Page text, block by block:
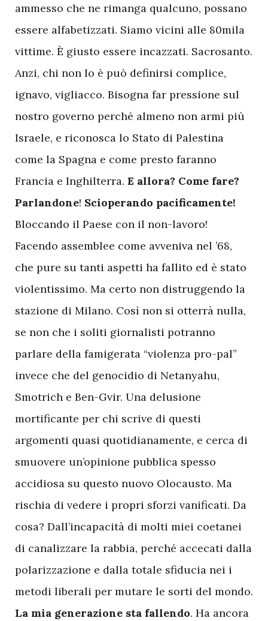
ammesso che ne rimanga qualcuno, possano
essere alfabetizzati. Siamo vicini alle 80mila
vittime. È giusto essere incazzati. Sacrosanto.
Anzi, chi non lo è può definirsi complice,
ignavo, vigliacco. Bisogna far pressione sul
nostro governo perché almeno non armi più
Israele, e riconosca lo Stato di Palestina
come la Spagna e come presto faranno
Francia e Inghilterra. E allora? Come fare?
Parlandone! Scioperando pacificamente!
Bloccando il Paese con il non-lavoro!
Facendo assemblee come avveniva nel ’68,
che pure su tanti aspetti ha fallito ed è stato
violentissimo. Ma certo non distruggendo la
stazione di Milano. Così non si otterrà nulla,
se non che i soliti giornalisti potranno
parlare della famigerata “violenza pro-pal”
invece che del genocidio di Netanyahu,
Smotrich e Ben-Gvir. Una delusione
mortificante per chi scrive di questi
argomenti quasi quotidianamente, e cerca di
smuovere un’opinione pubblica spesso
accidiosa su questo nuovo Olocausto. Ma
rischia di vedere i propri sforzi vanificati. Da
cosa? Dall’incapacità di molti miei coetanei
di canalizzare la rabbia, perché accecati dalla
polarizzazione e dalla totale sfiducia nei i
metodi liberali per mutare le sorti del mondo.
La mia generazione sta fallendo. Ha ancora